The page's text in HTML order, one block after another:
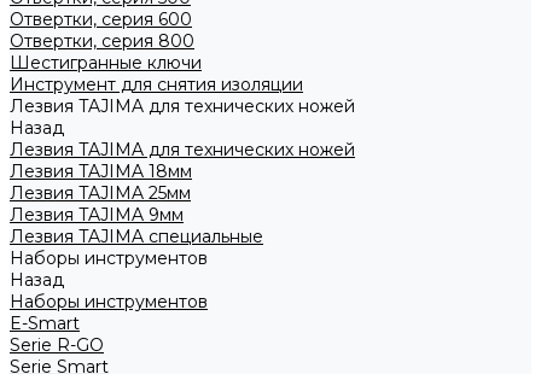
Отвертки, серия 600
Отвертки, серия 800
Шестигранные ключи
Инструмент для снятия изоляции
Лезвия TAJIMA для технических ножей
Назад
Лезвия TAJIMA для технических ножей
Лезвия TAJIMA 18мм
Лезвия TAJIMA 25мм
Лезвия TAJIMA 9мм
Лезвия TAJIMA специальные
Наборы инструментов
Назад
Наборы инструментов
E-Smart
Serie R-GO
Serie Smart